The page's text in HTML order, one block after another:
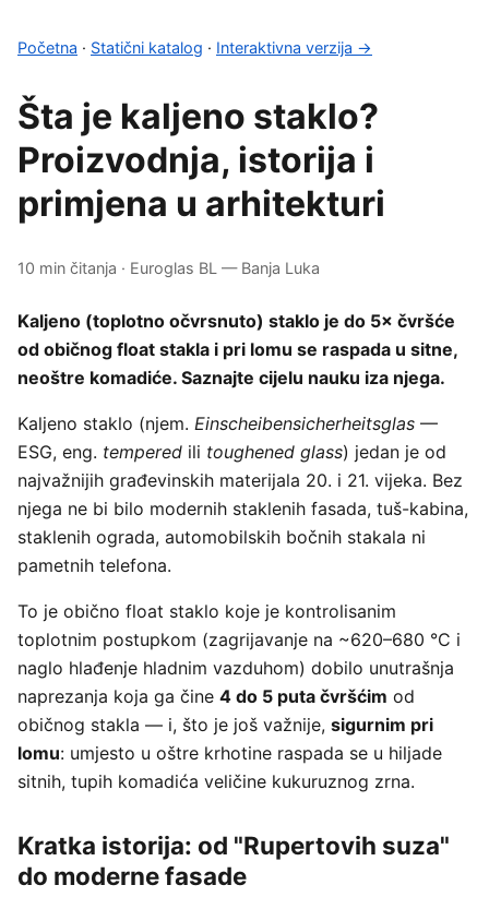
Početna · Statični katalog · Interaktivna verzija →
Šta je kaljeno staklo?
Proizvodnja, istorija i
primjena u arhitekturi
10 min čitanja · Euroglas BL — Banja Luka
Kaljeno (toplotno očvrsnuto) staklo je do 5× čvršće
od običnog float stakla i pri lomu se raspada u sitne,
neoštre komadiće. Saznajte cijelu nauku iza njega.
Kaljeno staklo (njem. Einscheibensicherheitsglas —
ESG, eng. tempered ili toughened glass) jedan je od
najvažnijih građevinskih materijala 20. i 21. vijeka. Bez
njega ne bi bilo modernih staklenih fasada, tuš-kabina,
staklenih ograda, automobilskih bočnih stakala ni
pametnih telefona.
To je obično float staklo koje je kontrolisanim
toplotnim postupkom (zagrijavanje na ~620–680 °C i
naglo hlađenje hladnim vazduhom) dobilo unutrašnja
naprezanja koja ga čine 4 do 5 puta čvršćim od
običnog stakla — i, što je još važnije, sigurnim pri
lomu: umjesto u oštre krhotine raspada se u hiljade
sitnih, tupih komadića veličine kukuruznog zrna.
Kratka istorija: od "Rupertovih suza"
do moderne fasade